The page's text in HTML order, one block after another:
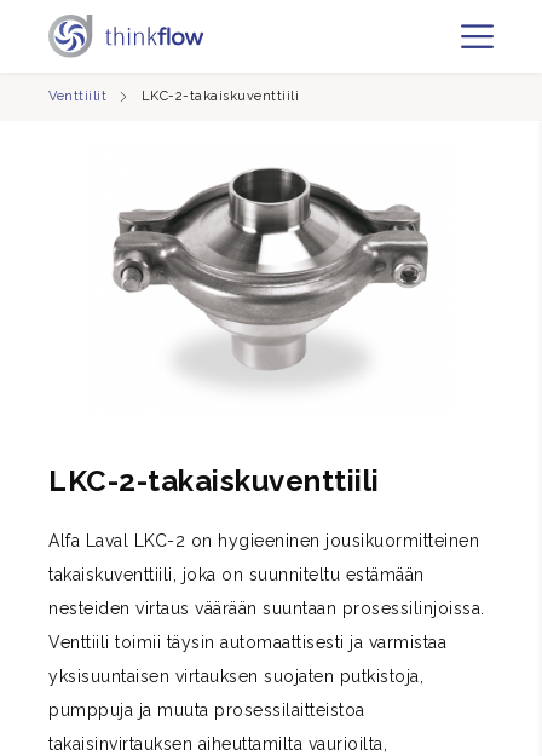
Venttiilit LKC-2-takaiskuventtiili
LKC-2-takaiskuventtiili
Alfa Laval LKC-2 on hygieeninen jousikuormitteinen
takaiskuventtiili, joka on suunniteltu estämään
nesteiden virtaus väärään suuntaan prosessilinjoissa.
Venttiili toimii täysin automaattisesti ja varmistaa
yksisuuntaisen virtauksen suojaten putkistoja,
pumppuja ja muuta prosessilaitteistoa
takaisinvirtauksen aiheuttamilta vaurioilta,